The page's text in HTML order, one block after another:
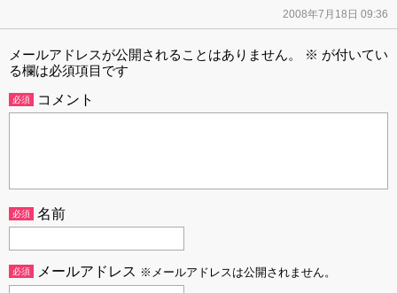
2008年7月18日 09:36
メールアドレスが公開されることはありません。 ※ が付いてい
る欄は必須項目です
必須 コメント
必須 名前
必須 メールアドレス ※メールアドレスは公開されません。